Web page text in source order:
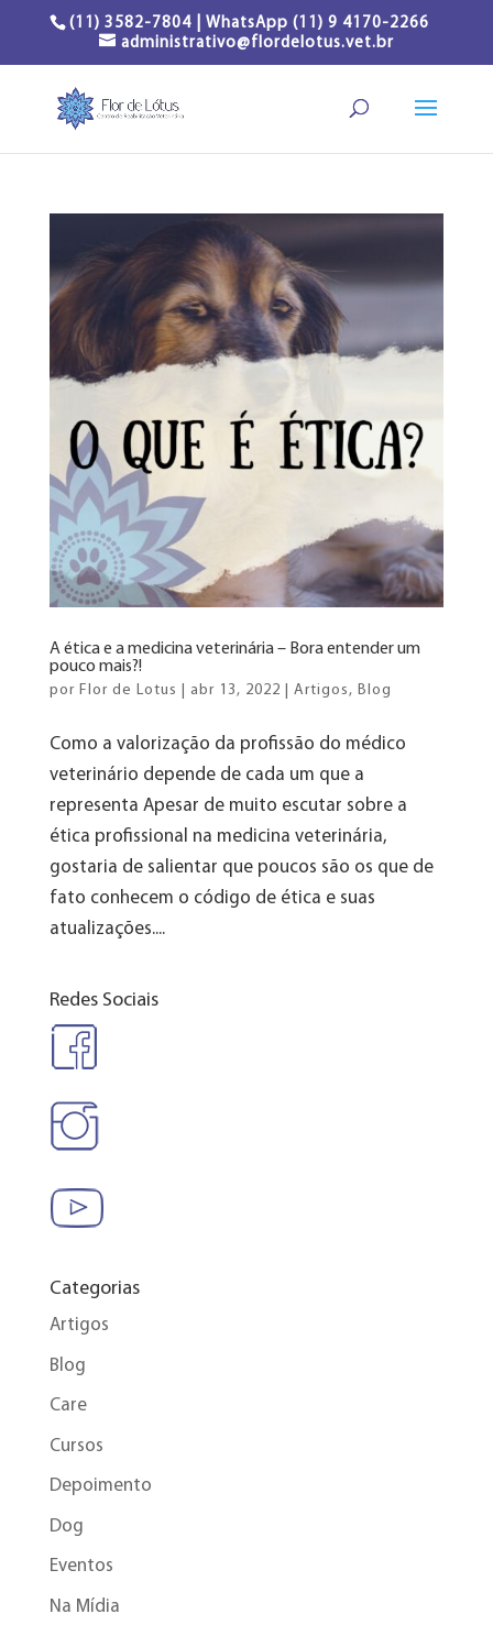
(11) 3582-7804 | WhatsApp (11) 9 4170-2266
administrativo@flordelotus.vet.br
A ética e a medicina veterinária – Bora entender um
pouco mais?!
por Flor de Lotus abr 13, 2022 Artigos, Blog
Como a valorização da profissão do médico
veterinário depende de cada um que a
representa Apesar de muito escutar sobre a
ética profissional na medicina veterinária,
gostaria de salientar que poucos são os que de
fato conhecem o código de ética e suas
atualizações....
Redes Sociais
Categorias
Artigos
Blog
Care
Cursos
Depoimento
Dog
Eventos
Na Mídia